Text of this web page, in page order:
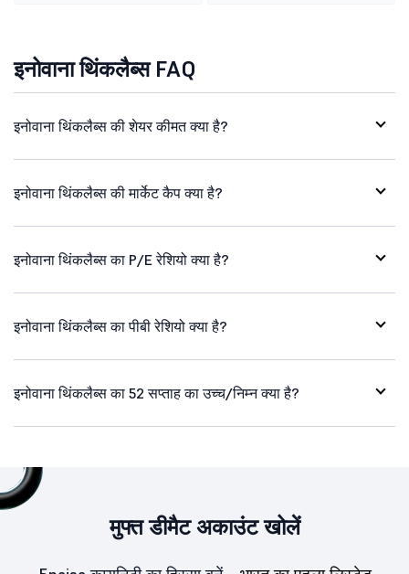
इनोवाना थिंकलैब्स FAQ
इनोवाना थिंकलैब्स की शेयर कीमत क्या है?
इनोवाना थिंकलैब्स की मार्केट कैप क्या है?
इनोवाना थिंकलैब्स का P/E रेशियो क्या है?
इनोवाना थिंकलैब्स का पीबी रेशियो क्या है?
इनोवाना थिंकलैब्स का 52 सप्ताह का उच्च/निम्न क्या है?
मुफ्त डीमैट अकाउंट खोलें